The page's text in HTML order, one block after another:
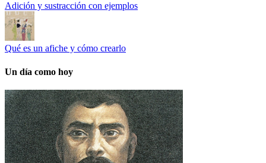
Adición y sustracción con ejemplos
Qué es un afiche y cómo crearlo
Un día como hoy